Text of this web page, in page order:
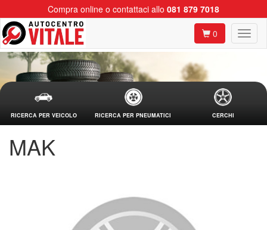
Compra online o contattaci allo 081 879 7018
0
RICERCA PER VEICOLO RICERCA PER PNEUMATICI CERCHI
MAK